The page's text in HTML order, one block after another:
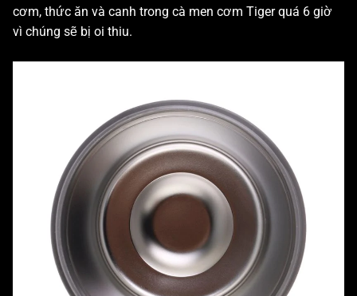
cơm, thức ăn và canh trong cà men cơm Tiger quá 6 giờ
vì chúng sẽ bị oi thiu.